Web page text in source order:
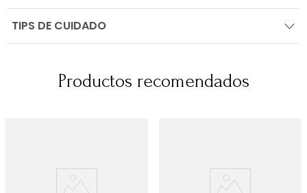
TIPS DE CUIDADO
Productos recomendados